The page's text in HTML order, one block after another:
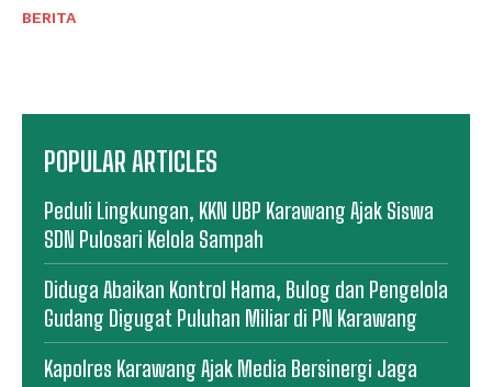
BERITA
POPULAR ARTICLES
Peduli Lingkungan, KKN UBP Karawang Ajak Siswa
SDN Pulosari Kelola Sampah
Diduga Abaikan Kontrol Hama, Bulog dan Pengelola
Gudang Digugat Puluhan Miliar di PN Karawang
Kapolres Karawang Ajak Media Bersinergi Jaga